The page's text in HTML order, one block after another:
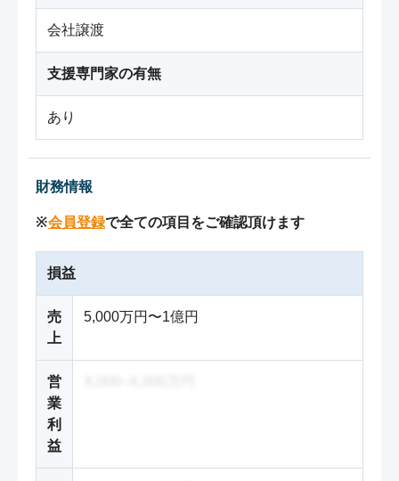
会社譲渡
支援専門家の有無
あり
財務情報
※会員登録で全ての項目をご確認頂けます
損益
売
上
5,000万円〜1億円
営
業
利
益